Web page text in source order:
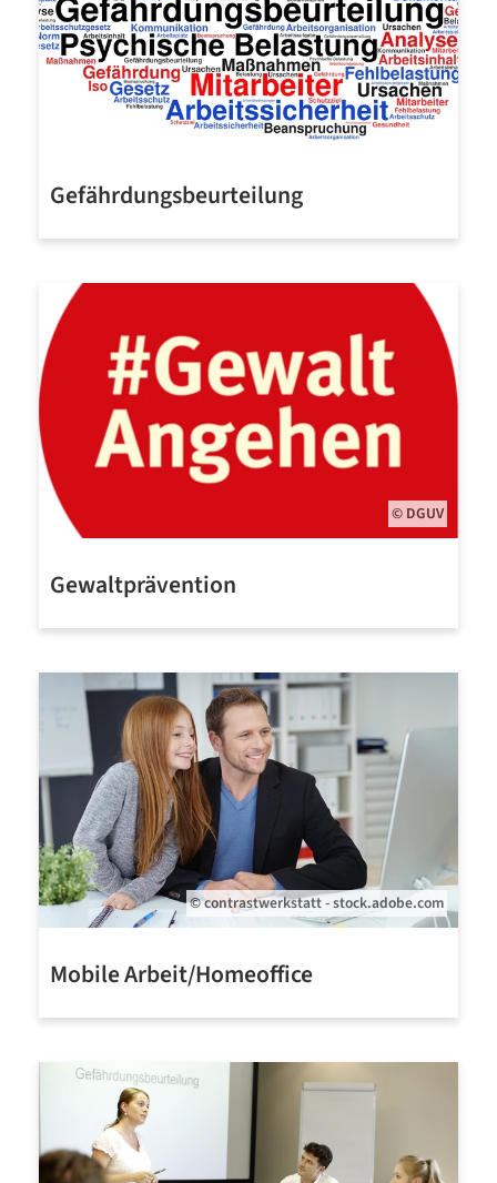
Gefährdungsbeurteilung
© DGUV
Gewaltprävention
© contrastwerkstatt - stock.adobe.com
Mobile Arbeit/Homeoffice